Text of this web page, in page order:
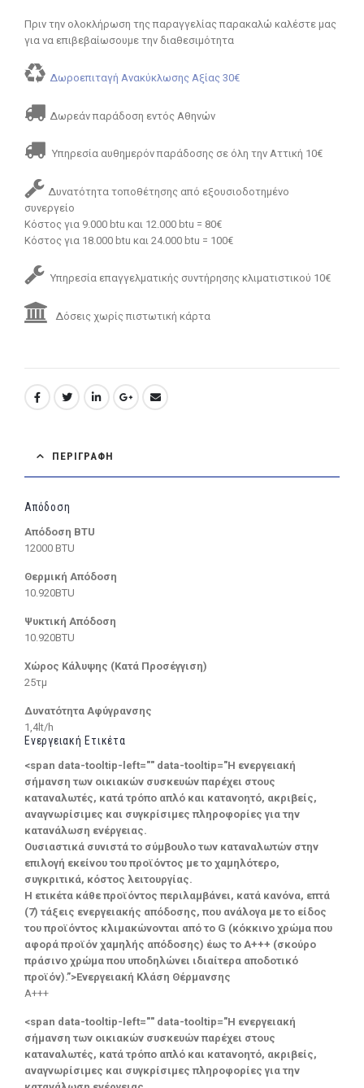
Πριν την ολοκλήρωση της παραγγελίας παρακαλώ καλέστε μας
για να επιβεβαίωσουμε την διαθεσιμότητα
Δωροεπιταγή Ανακύκλωσης Αξίας 30€
Δωρεάν παράδοση εντός Αθηνών
Υπηρεσία αυθημερόν παράδοσης σε όλη την Αττική 10€
Δυνατότητα τοποθέτησης από εξουσιοδοτημένο
συνεργείο
Κόστος για 9.000 btu και 12.000 btu = 80€
Κόστος για 18.000 btu και 24.000 btu = 100€
Υπηρεσία επαγγελματικής συντήρησης κλιματιστικού 10€
Δόσεις χωρίς πιστωτική κάρτα
ΠΕΡΙΓΡΑΦΉ
Απόδοση
Απόδοση BTU
12000 BTU
Θερμική Απόδοση
10.920BTU
Ψυκτική Απόδοση
10.920BTU
Χώρος Κάλυψης (Κατά Προσέγγιση)
25τμ
Δυνατότητα Αφύγρανσης
1,4lt/h
Ενεργειακή Ετικέτα
<span data-tooltip-left="" data-tooltip="Η ενεργειακή
σήμανση των οικιακών συσκευών παρέχει στους
καταναλωτές, κατά τρόπο απλό και κατανοητό, ακριβείς,
αναγνωρίσιμες και συγκρίσιμες πληροφορίες για την
κατανάλωση ενέργειας.
Ουσιαστικά συνιστά το σύμβουλο των καταναλωτών στην
επιλογή εκείνου του προϊόντος με το χαμηλότερο,
συγκριτικά, κόστος λειτουργίας.
Η ετικέτα κάθε προϊόντος περιλαμβάνει, κατά κανόνα, επτά
(7) τάξεις ενεργειακής απόδοσης, που ανάλογα με το είδος
του προϊόντος κλιμακώνονται από το G (κόκκινο χρώμα που
αφορά προϊόν χαμηλής απόδοσης) έως το Α+++ (σκούρο
πράσινο χρώμα που υποδηλώνει ιδιαίτερα αποδοτικό
προϊόν).”>Ενεργειακή Κλάση Θέρμανσης
A+++
<span data-tooltip-left="" data-tooltip="Η ενεργειακή
σήμανση των οικιακών συσκευών παρέχει στους
καταναλωτές, κατά τρόπο απλό και κατανοητό, ακριβείς,
αναγνωρίσιμες και συγκρίσιμες πληροφορίες για την